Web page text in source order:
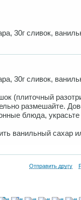
30г сливок,
30г сливок,
(плиточный
размешайте.
блюда, украсьте
ванильный сахар
Отправить другу